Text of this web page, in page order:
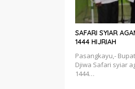
SAFARI SYIAR
1444 HIJRIAH
Pasangkayu,-
Djiwa Safari syiar
1444…